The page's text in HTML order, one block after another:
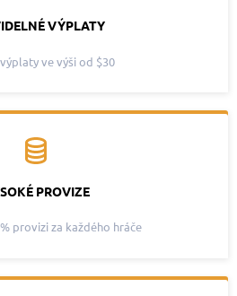
VÝPLATY
ve výši od $30
PROVIZE
provizi za každého hráče